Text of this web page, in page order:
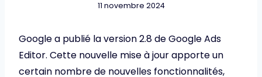
11 novembre 2024
Google a publié la version 2.8 de Google Ads
Editor. Cette nouvelle mise à jour apporte un
certain nombre de nouvelles fonctionnalités,